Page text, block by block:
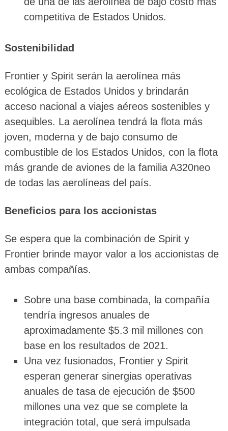
competitiva de Estados Unidos.
Sostenibilidad
Frontier y Spirit serán la aerolínea más
ecológica de Estados Unidos y brindarán
acceso nacional a viajes aéreos sostenibles y
asequibles. La aerolínea tendrá la flota más
joven, moderna y de bajo consumo de
combustible de los Estados Unidos, con la flota
más grande de aviones de la familia A320neo
de todas las aerolíneas del país.
Beneficios para los accionistas
Se espera que la combinación de Spirit y
Frontier brinde mayor valor a los accionistas de
ambas compañías.
Sobre una base combinada, la compañía
tendría ingresos anuales de
aproximadamente $5.3 mil millones con
base en los resultados de 2021.
Una vez fusionados, Frontier y Spirit
esperan generar sinergias operativas
anuales de tasa de ejecución de $500
millones una vez que se complete la
integración total, que será impulsada